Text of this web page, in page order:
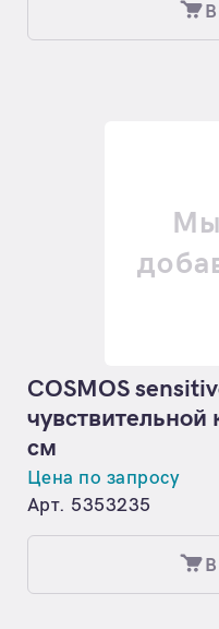
Мы
COSMOS
см
Цена по запросу
Арт. 5353235